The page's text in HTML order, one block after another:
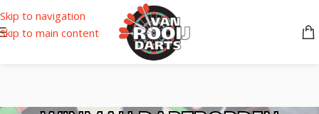
Skip to navigation
Skip to main content